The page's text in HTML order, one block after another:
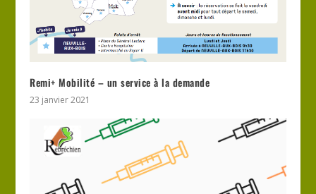
Remi+ Mobilité – un service à la demande
23 janvier 2021